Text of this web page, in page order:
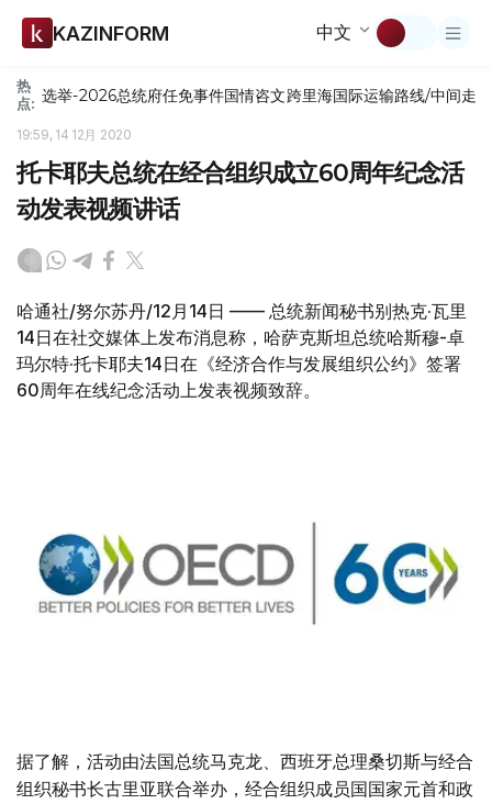
KAZINFORM 中文
热
点: 选举-2026总统府任免事件国情咨文跨里海国际运输路线/中间走廊
19:59, 14 12月 2020
托卡耶夫总统在经合组织成立60周年纪念活
动发表视频讲话
哈通社/努尔苏丹/12月14日 —— 总统新闻秘书别热克·瓦里
14日在社交媒体上发布消息称，哈萨克斯坦总统哈斯穆-卓
玛尔特·托卡耶夫14日在《经济合作与发展组织公约》签署
60周年在线纪念活动上发表视频致辞。
据了解，活动由法国总统马克龙、西班牙总理桑切斯与经合
组织秘书长古里亚联合举办，经合组织成员国国家元首和政